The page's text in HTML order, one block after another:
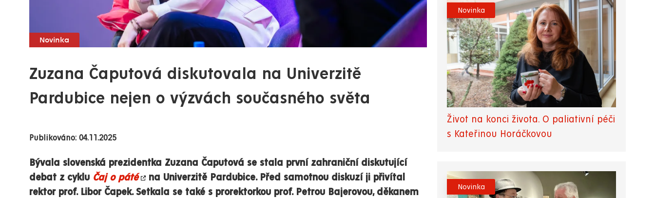
Novinka
Zuzana Čaputová diskutovala na Univerzitě
Pardubice nejen o výzvách současného světa
Publikováno: 04.11.2025
Bývala slovenská prezidentka Zuzana Čaputová se stala první zahraniční diskutující
debat z cyklu Čaj o páté
na Univerzitě Pardubice. Před samotnou diskuzí ji přivítal
rektor prof. Libor Čapek. Setkala se také s prorektorkou prof. Petrou Bajerovou, děkanem
Novinka
Život na konci života. O paliativní péči
s Kateřinou Horáčkovou
Novinka